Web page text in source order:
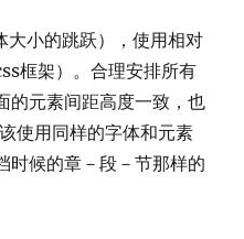
大小的跳跃），使用相对
框架）。合理安排所有
元素间距高度一致，也
使用同样的字体和元素
时候的章－段－节那样的